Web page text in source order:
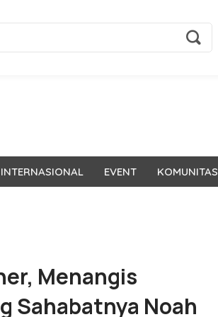
INTERNASIONAL EVENT KOMUNITAS
Menangis
Sahabatnya Noah